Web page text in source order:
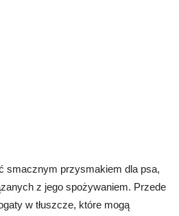
smacznym przysmakiem dla psa,
z jego spożywaniem. Przede
w tłuszcze, które mogą